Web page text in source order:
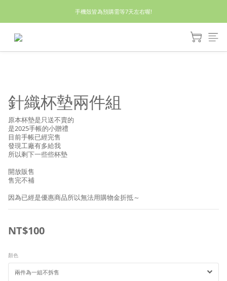
休假回來了!8/5恢復出貨₍˄•༝•˄₎◞✩
手機殼皆為預購需等7天左右喔!
亮綠澎澎夾棉立體相機包 預購中! 製作有點延遲預計八月中出貨
針織杯墊兩件組
原本杯墊是只送不賣的
是2025手帳的小贈禮
目前手帳已經完售
發現工廠有多給我
所以剩下一些些杯墊
開放販售
售完不補
因為已經是優惠商品所以無法用購物金折抵～
NT$100
顏色